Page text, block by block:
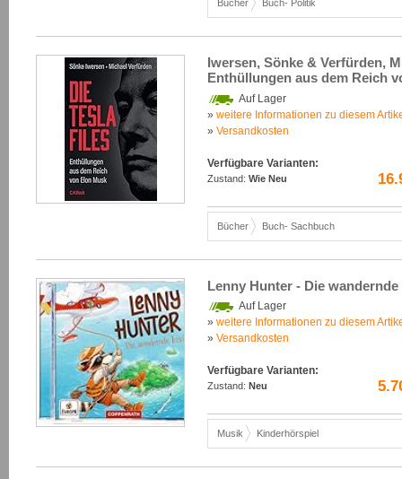
Bücher Buch- Politik
Iwersen, Sönke & Verfürden,
Enthüllungen aus dem Reich
Auf Lager
» weitere Informationen zu diesem
» Versandkosten
Verfügbare Varianten:
Zustand: Wie Neu
Bücher Buch- Sachbuch
Lenny Hunter - Die wandernde
Auf Lager
» weitere Informationen zu diesem
» Versandkosten
Verfügbare Varianten:
Zustand: Neu
Musik Kinderhörspiel